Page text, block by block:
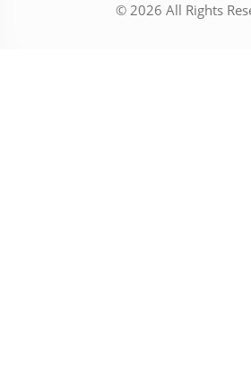
© 2026 All Rights